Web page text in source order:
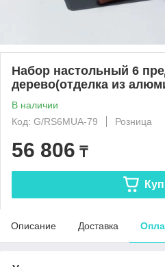
Набор настольный 6
дерево(отделка из
В наличии
Код: G/RS6MUA-79
Розница
56 806 ₸
Описание Доставка